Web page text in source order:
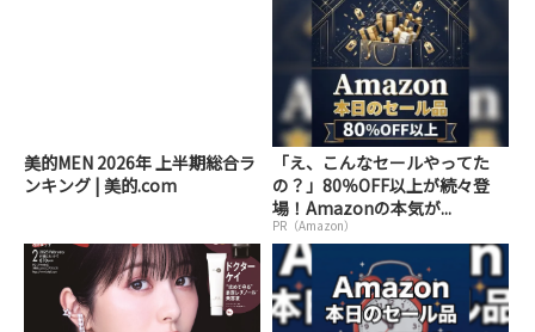
美的MEN 2026年 上半期総合ラ
ンキング | 美的.com
「え、こんなセールやってた
の？」80％OFF以上が続々登
場！Amazonの本気が...
PR（Amazon）